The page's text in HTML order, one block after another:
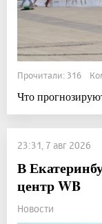
Прочитали: 316
Что
23:31, 7 авг 2026
В
центр WB
Новости